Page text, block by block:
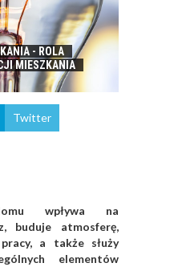
- ROLA
MIESZKANIA
Twitter
wpływa na
buduje atmosferę,
a także służy
elementów